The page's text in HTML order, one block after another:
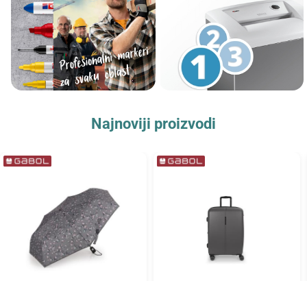
Najnoviji proizvodi